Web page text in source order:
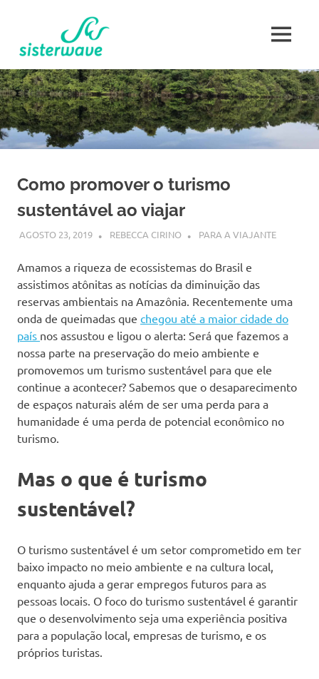
content
Viajante
MENU
Como promover o turismo
sustentável ao viajar
AGOSTO 23, 2019 REBECCA CIRINO PARA A VIAJANTE
Amamos a riqueza de ecossistemas do Brasil e
assistimos atônitas as notícias da diminuição das
reservas ambientais na Amazônia. Recentemente uma
onda de queimadas que chegou até a maior cidade do
país nos assustou e ligou o alerta: Será que fazemos a
nossa parte na preservação do meio ambiente e
promovemos um turismo sustentável para que ele
continue a acontecer? Sabemos que o desaparecimento
de espaços naturais além de ser uma perda para a
humanidade é uma perda de potencial econômico no
turismo.
Mas o que é turismo
sustentável?
O turismo sustentável é um setor comprometido em ter
baixo impacto no meio ambiente e na cultura local,
enquanto ajuda a gerar empregos futuros para as
pessoas locais. O foco do turismo sustentável é garantir
que o desenvolvimento seja uma experiência positiva
para a população local, empresas de turismo, e os
próprios turistas.